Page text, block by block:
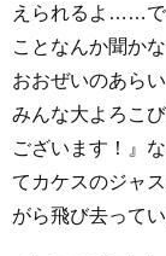
えられるよ……
ことなんか聞か
おおぜいのあら
みんな大よろこ
ございます！』
てカケスのジャ
がら飛び去ってい